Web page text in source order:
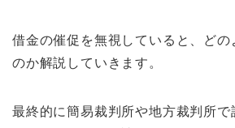
借金の催促を無視していると、どの
のか解説していきます。
最終的に簡易裁判所や地方裁判所で